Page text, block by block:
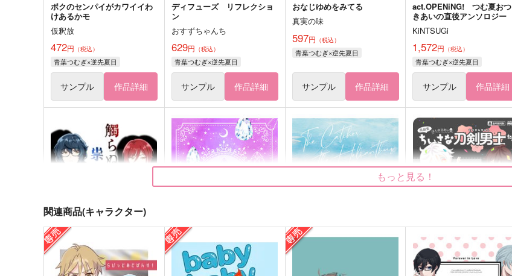
ボクのセンパイがカワイイわ
けあるかモ
仮釈放
472円 （税込）
青葉つむぎ×逆先夏目
サンプル 作品詳細
ディフューズ リフレクショ
ン
おすずちゃんち
629円 （税込）
青葉つむぎ×逆先夏目
サンプル 作品詳細
おなじゆめをみてる
真実の味
597円 （税込）
青葉つむぎ×逆先夏目
サンプル 作品詳細
act.OPENiNG! つむ夏おつ
きあいの直後アンソロジー
KiNTSUGi
1,572円 （税込）
青葉つむぎ×逆先夏目
サンプル 作品詳細
もっと見る！
関連商品(キャラクター)